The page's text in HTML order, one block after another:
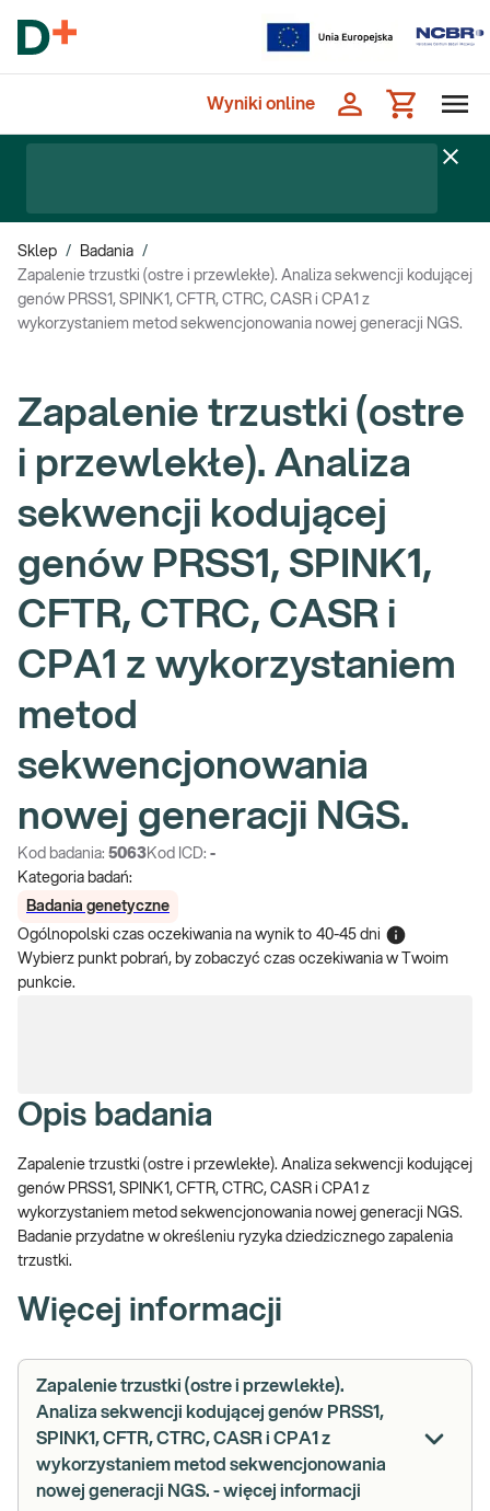
Wyniki online
Sklep / Badania /
Zapalenie trzustki (ostre i przewlekłe). Analiza sekwencji kodującej
genów PRSS1, SPINK1, CFTR, CTRC, CASR i CPA1 z
wykorzystaniem metod sekwencjonowania nowej generacji NGS.
Zapalenie trzustki (ostre
i przewlekłe). Analiza
sekwencji kodującej
genów PRSS1, SPINK1,
CFTR, CTRC, CASR i
CPA1 z wykorzystaniem
metod
sekwencjonowania
nowej generacji NGS.
Kod badania: 5063Kod ICD: -
Kategoria badań:
Badania genetyczne
Ogólnopolski czas oczekiwania na wynik to 40-45 dni
Wybierz punkt pobrań, by zobaczyć czas oczekiwania w Twoim
punkcie.
Opis badania
Zapalenie trzustki (ostre i przewlekłe). Analiza sekwencji kodującej
genów PRSS1, SPINK1, CFTR, CTRC, CASR i CPA1 z
wykorzystaniem metod sekwencjonowania nowej generacji NGS.
Badanie przydatne w określeniu ryzyka dziedzicznego zapalenia
trzustki.
Więcej informacji
Zapalenie trzustki (ostre i przewlekłe).
Analiza sekwencji kodującej genów PRSS1,
SPINK1, CFTR, CTRC, CASR i CPA1 z
wykorzystaniem metod sekwencjonowania
nowej generacji NGS. - więcej informacji